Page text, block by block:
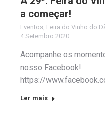
a começar!
Eventos, Feira do Vinho do
4 Setembro 2020
Acompanhe os
nosso Facebook!
https://
Ler mais